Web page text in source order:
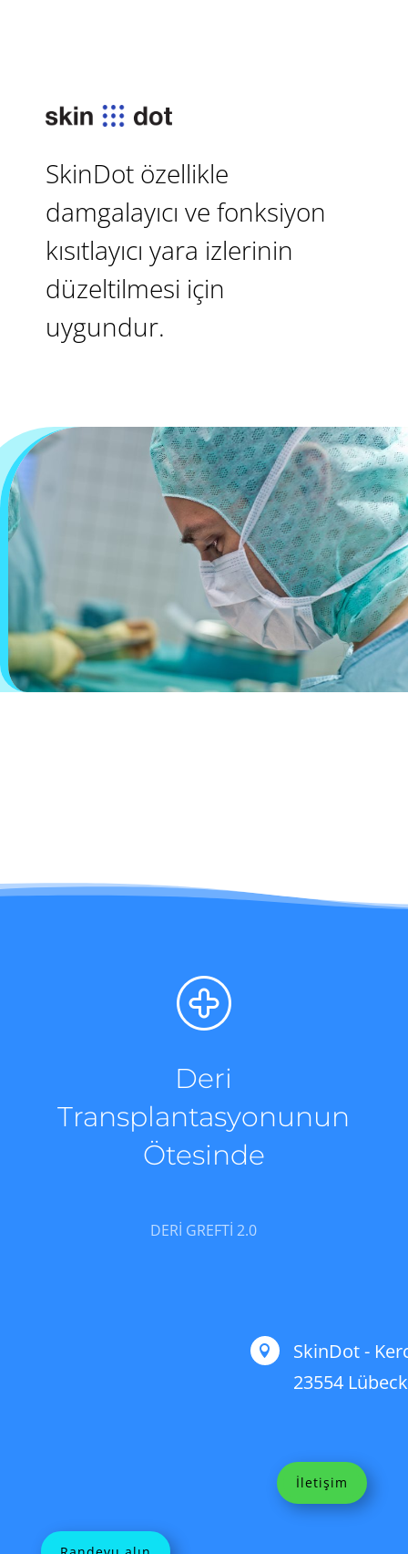
SkinDot özellikle
damgalayıcı ve fonksiyon
kısıtlayıcı yara izlerinin
düzeltilmesi için
uygundur.
Deri
Transplantasyonunun
Ötesinde
DERI GREFTI 2.0

SkinDot -
23554 Lübeck
İletişim